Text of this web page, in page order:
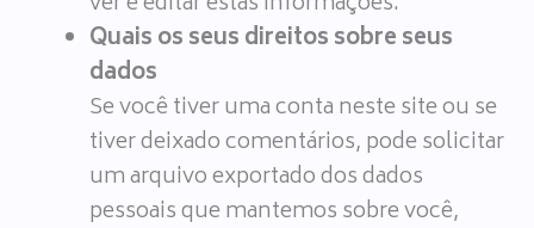
Quais os seus direitos sobre seus
dados
Se você tiver uma conta neste site ou se
tiver deixado comentários, pode solicitar
um arquivo exportado dos dados
pessoais que mantemos sobre você,